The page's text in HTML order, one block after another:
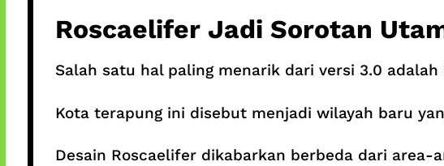
Roscaelifer Jadi Sorotan
Salah satu hal paling menarik dari versi 3.0 adalah
Kota terapung ini disebut menjadi wilayah baru
Desain Roscaelifer dikabarkan berbeda dari area-